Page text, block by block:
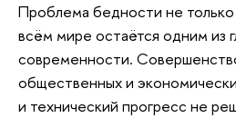
Проблема бедности не только
всём мире остаётся одним из
современности.
общественных и
и технический прогресс не